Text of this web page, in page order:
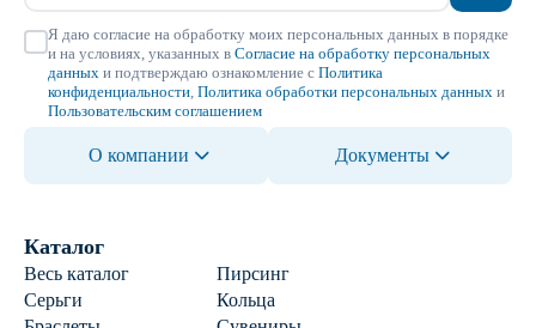
Я даю согласие на обработку моих персональных данных в порядке
и на условиях, указанных в Согласие на обработку персональных
данных и подтверждаю ознакомление с Политика
конфиденциальности Политика обработки персональных данных и
Пользовательским соглашением
О компании Документы
Каталог
Весь каталог
Пирсинг
Серьги
Кольца